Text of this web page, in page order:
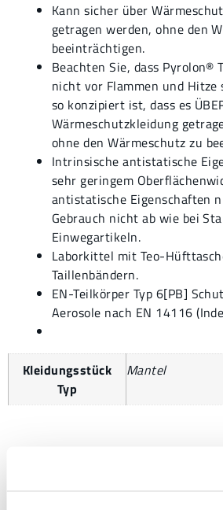
Kann sicher über
getragen werden, ohne den
beeinträchtigen.
Beachten Sie, dass Pyrolon®
nicht vor Flammen und Hitze
so konzipiert ist, dass es
Wärmeschutzkleidung
ohne den Wärmeschutz zu
Intrinsische antistatische
sehr geringem
antistatische Eigenschaften
Gebrauch nicht ab wie bei
Einwegartikeln.
Laborkittel mit Teo-
Taillenbändern.
EN-Teilkörper Typ 6[PB]
Aerosole nach EN 14116
Kleidungsstück
Typ
Mantel